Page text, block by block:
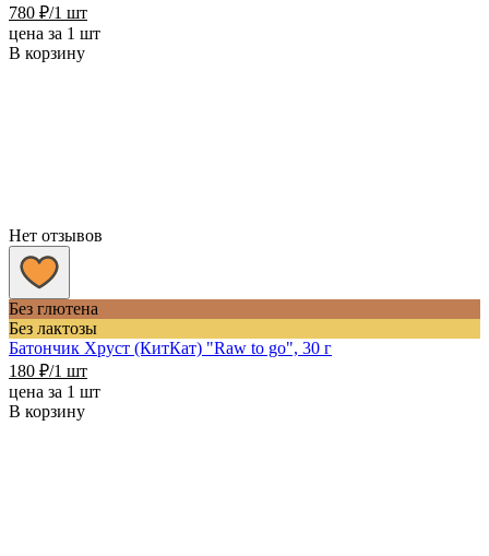
780 ₽/1 шт
цена за 1 шт
В корзину
Нет отзывов
Без глютена
Без лактозы
Батончик Хруст (КитКат) "Raw to go", 30 г
180 ₽/1 шт
цена за 1 шт
В корзину